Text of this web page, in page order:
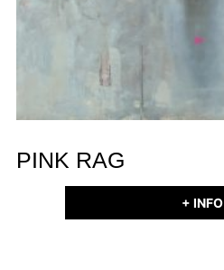
PINK RAG
+ INFO